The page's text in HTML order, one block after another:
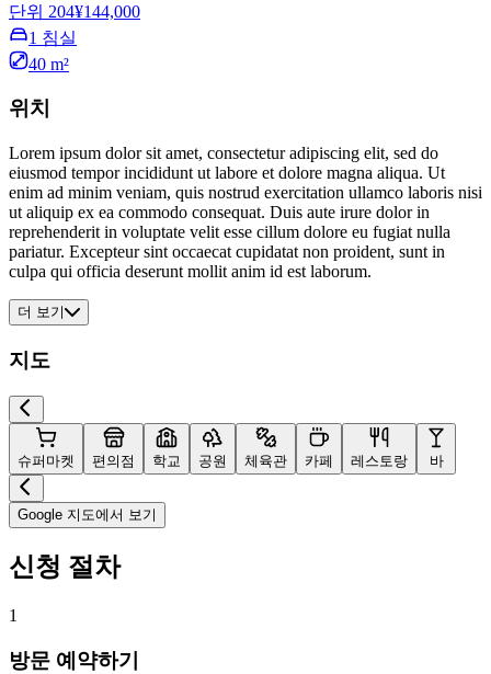
단위 204¥144,000
1 침실
40 m²
위치
Lorem ipsum dolor sit amet, consectetur adipiscing elit, sed do
eiusmod tempor incididunt ut labore et dolore magna aliqua. Ut
enim ad minim veniam, quis nostrud exercitation ullamco laboris nisi
ut aliquip ex ea commodo consequat. Duis aute irure dolor in
reprehenderit in voluptate velit esse cillum dolore eu fugiat nulla
pariatur. Excepteur sint occaecat cupidatat non proident, sunt in
culpa qui officia deserunt mollit anim id est laborum.
더 보기
지도
슈퍼마켓 편의점 학교 공원 체육관 카페 레스토랑 바
Google 지도에서 보기
신청 절차
1
방문 예약하기